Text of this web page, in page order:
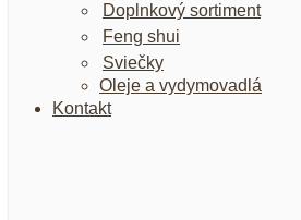
Doplnkový sortiment
Feng shui
Sviečky
Oleje a vydymovadlá
Kontakt